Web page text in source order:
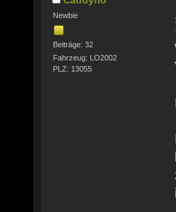
Newbie
Beiträge: 32
Fahrzeug: LO2002
PLZ: 13055